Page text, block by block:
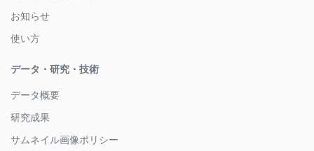
お知らせ
使い方
データ・研究・技術
データ概要
研究成果
サムネイル画像ポリシー